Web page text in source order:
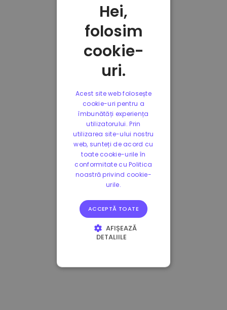
Hei,
folosim
cookie-
uri.
Acest site web folosește
cookie-uri pentru a
îmbunătăți experiența
utilizatorului. Prin
utilizarea site-ului nostru
web, sunteți de acord cu
toate cookie-urile în
conformitate cu Politica
noastră privind cookie-
urile.
ACCEPTĂ TOATE
AFIȘEAZĂ
DETALIILE